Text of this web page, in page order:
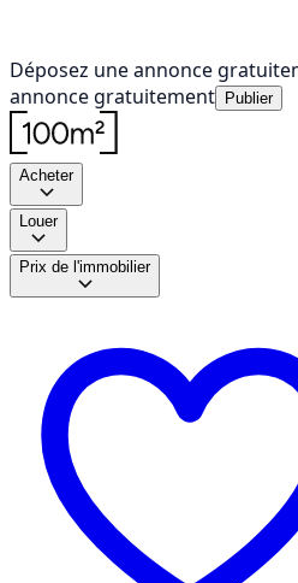
Déposez une annonce
annonce gratuitement
Publier
Acheter
Louer
Prix de l'immobilier